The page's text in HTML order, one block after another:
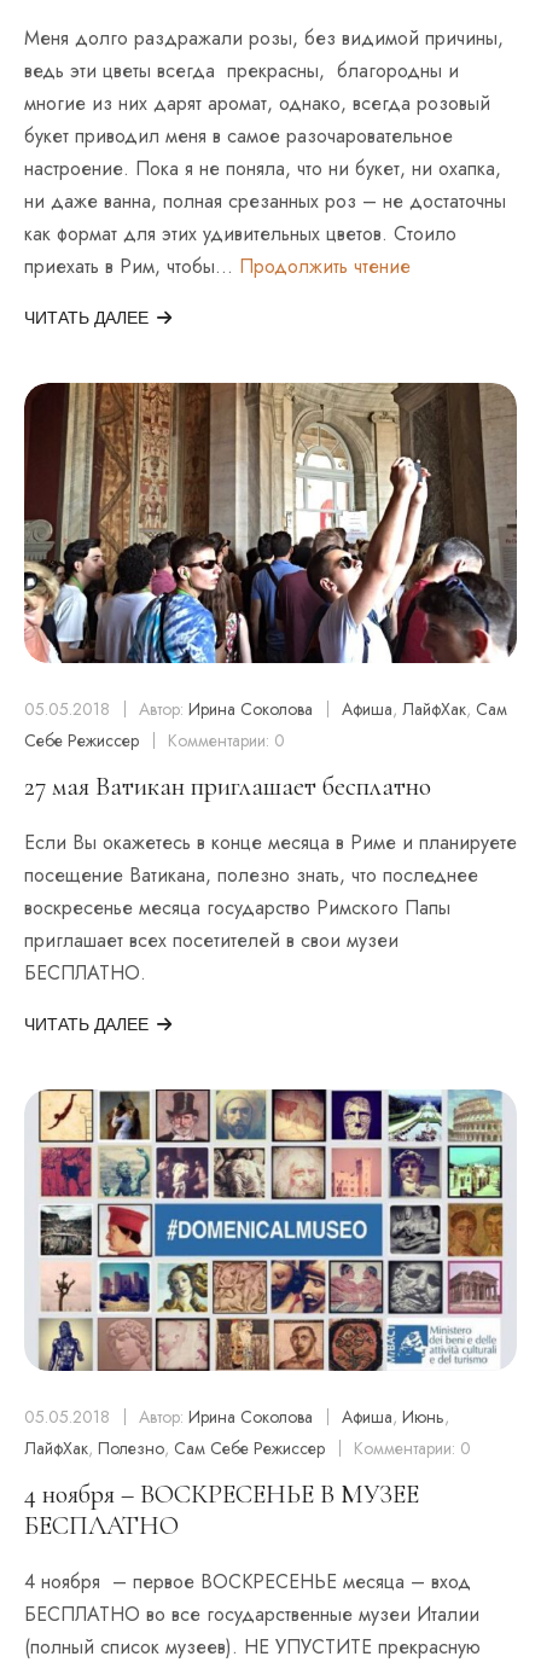
Меня долго раздражали розы, без видимой причины,
ведь эти цветы всегда прекрасны, благородны и
многие из них дарят аромат, однако, всегда розовый
букет приводил меня в самое разочаровательное
настроение. Пока я не поняла, что ни букет, ни охапка,
ни даже ванна, полная срезанных роз – не достаточны
как формат для этих удивительных цветов. Стоило
приехать в Рим, чтобы… Продолжить чтениеРимский
ЧИТАТЬ ДАЛЕЕ
05.05.2018 Автор: Ирина Соколова Афиша, ЛайфХак, Сам
Себе Режиссер
Комментарии: 0
27 мая Ватикан приглашает бесплатно
Если Вы окажетесь в конце месяца в Риме и планируете
посещение Ватикана, полезно знать, что последнее
воскресенье месяца государство Римского Папы
приглашает всех посетителей в свои музеи
БЕСПЛАТНО.
ЧИТАТЬ ДАЛЕЕ
05.05.2018 Автор: Ирина Соколова Афиша, Июнь,
ЛайфХак, Полезно, Сам Себе Режиссер Комментарии: 0
4 ноября – ВОСКРЕСЕНЬЕ В МУЗЕЕ
БЕСПЛАТНО
4 ноября – первое ВОСКРЕСЕНЬЕ месяца – вход
БЕСПЛАТНО во все государственные музеи Италии
(полный список музеев). НЕ УПУСТИТЕ прекрасную